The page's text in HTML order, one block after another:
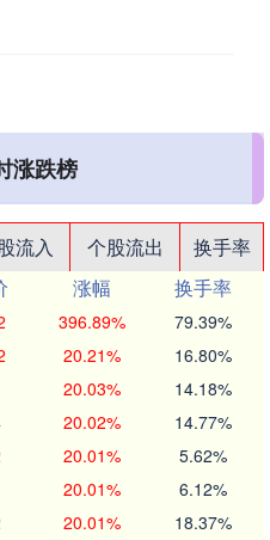
涨跌榜
流入 个股流出
换手率
涨幅
换手率
396.89% 79.39%
20.21% 16.80%
20.03% 14.18%
20.02% 14.77%
20.01% 5.62%
20.01% 6.12%
20.01% 18.37%